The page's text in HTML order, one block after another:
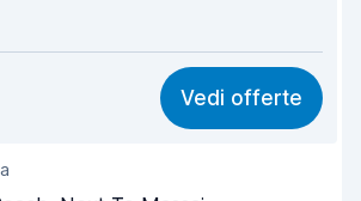
8,3
8,2
Vedi offerte